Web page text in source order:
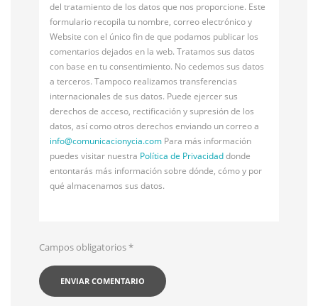
del tratamiento de los datos que nos proporcione. Este
formulario recopila tu nombre, correo electrónico y
Website con el único fin de que podamos publicar los
comentarios dejados en la web. Tratamos sus datos
con base en tu consentimiento. No cedemos sus datos
a terceros. Tampoco realizamos transferencias
internacionales de sus datos. Puede ejercer sus
derechos de acceso, rectificación y supresión de los
datos, así como otros derechos enviando un correo a
info@comunicacionycia.com Para más información
puedes visitar nuestra Política de Privacidaddonde
entontarás más información sobre dónde, cómo y por
qué almacenamos sus datos.
Campos obligatorios*